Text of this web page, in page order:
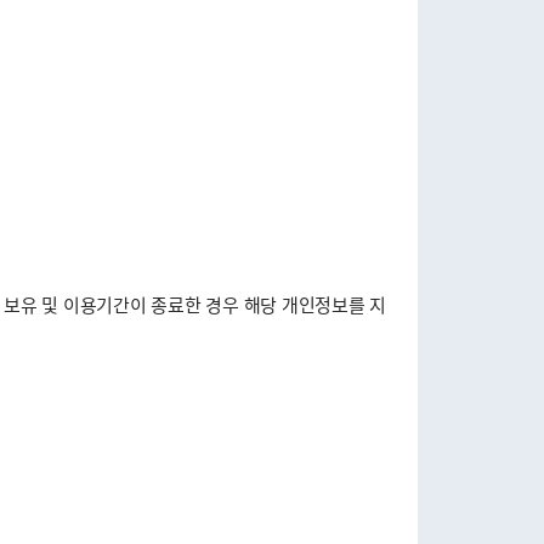
유 및 이용기간이 종료한 경우 해당 개인정보를 지